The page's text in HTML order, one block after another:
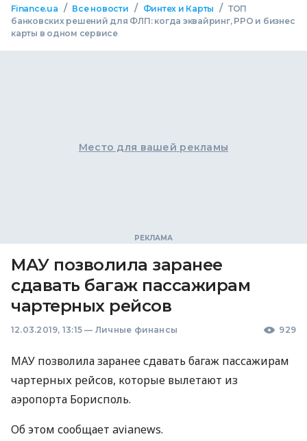
Finance.ua / Все новости / Финтех и Карты / ТОП
банковских решений для ФЛП: когда эквайринг, РРО и бизнес
карты в одном сервисе
Место для вашей рекламы
МАУ позволила заранее
сдавать багаж пассажирам
чартерных рейсов
12.03.2019, 13:15 — Личные финансы 929
МАУ позволила заранее сдавать багаж пассажирам
чартерных рейсов, которые вылетают из
аэропорта Борисполь.
Об этом сообщает avianews.